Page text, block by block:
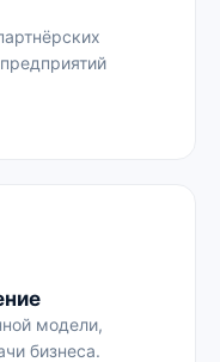
модели,
бизнеса.